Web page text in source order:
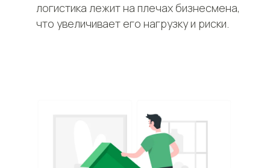
логистика лежит на плечах бизнесмена,
что увеличивает его нагрузку и риски.